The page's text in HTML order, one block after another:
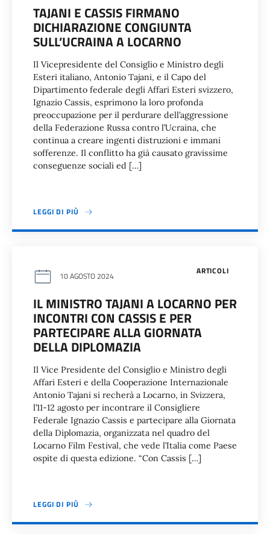
TAJANI E CASSIS FIRMANO
DICHIARAZIONE CONGIUNTA
SULL’UCRAINA A LOCARNO
Il Vicepresidente del Consiglio e Ministro degli
Esteri italiano, Antonio Tajani, e il Capo del
Dipartimento federale degli Affari Esteri svizzero,
Ignazio Cassis, esprimono la loro profonda
preoccupazione per il perdurare dell’aggressione
della Federazione Russa contro l’Ucraina, che
continua a creare ingenti distruzioni e immani
sofferenze. Il conflitto ha già causato gravissime
conseguenze sociali ed […]
LEGGI DI PIÙ
ARTICOLI
10 AGOSTO 2024
IL MINISTRO TAJANI A LOCARNO PER
INCONTRI CON CASSIS E PER
PARTECIPARE ALLA GIORNATA
DELLA DIPLOMAZIA
Il Vice Presidente del Consiglio e Ministro degli
Affari Esteri e della Cooperazione Internazionale
Antonio Tajani si recherà a Locarno, in Svizzera,
l’11-12 agosto per incontrare il Consigliere
Federale Ignazio Cassis e partecipare alla Giornata
della Diplomazia, organizzata nel quadro del
Locarno Film Festival, che vede l’Italia come Paese
ospite di questa edizione. “Con Cassis […]
LEGGI DI PIÙ